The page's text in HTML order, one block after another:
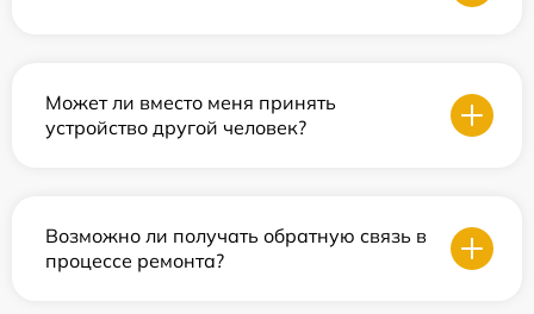
Может ли вместо меня принять
устройство другой человек?
Возможно ли получать обратную связь в
процессе ремонта?